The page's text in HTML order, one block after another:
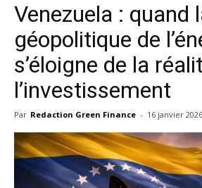
Venezuela : quand
géopolitique de
s’éloigne de la
l’investissement
Par Redaction Green Finance - 16 janvier 2026